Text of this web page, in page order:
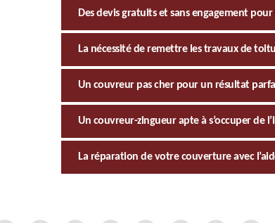
Des devis gratuits et sans engagement
La nécessité de remettre les travaux de
Un couvreur pas cher pour un résultat
Un couvreur-zingueur apte à s’occuper de
La réparation de votre couverture avec